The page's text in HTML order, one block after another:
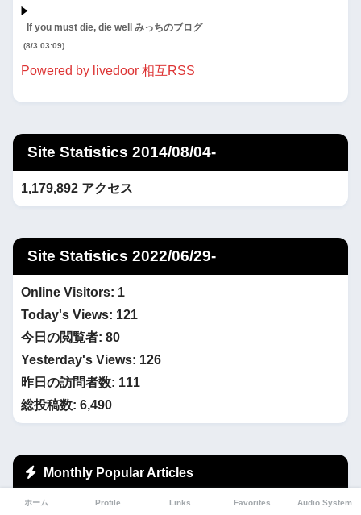
If you must die, die well みっちのブログ
(8/3 03:09)
Powered by livedoor 相互RSS
Site Statistics 2014/08/04-
1,179,892 アクセス
Site Statistics 2022/06/29-
Online Visitors: 1
Today's Views: 121
今日の閲覧者: 80
Yesterday's Views: 126
昨日の訪問者数: 111
総投稿数: 6,490
Monthly Popular Articles
ホーム Profile Links Favorites Audio System